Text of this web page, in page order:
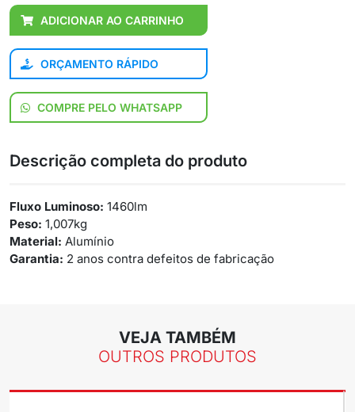
ADICIONAR AO CARRINHO
ORÇAMENTO RÁPIDO
COMPRE PELO WHATSAPP
Descrição completa do produto
Fluxo Luminoso: 1460lm
Peso: 1,007kg
Material: Alumínio
Garantia: 2 anos contra defeitos de fabricação
VEJA TAMBÉM
OUTROS PRODUTOS